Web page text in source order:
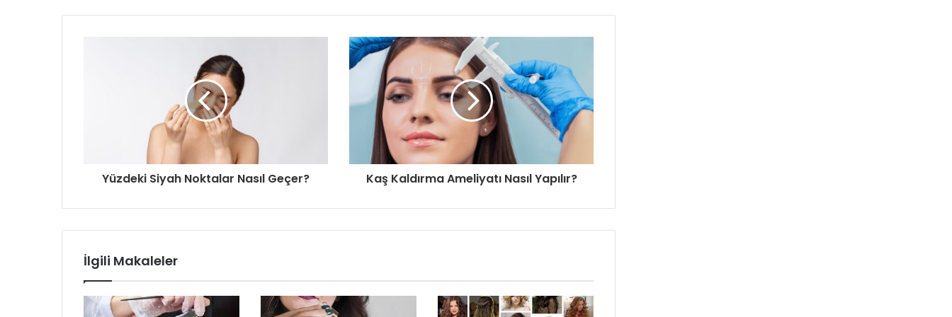
Yüzdeki Siyah Noktalar Nasıl Geçer? Kaş Kaldırma Ameliyatı Nasıl Yapılır?
İlgili Makaleler